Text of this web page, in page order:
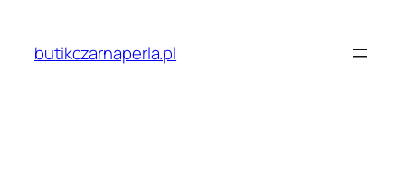
treścibutikczarnaperla.pl